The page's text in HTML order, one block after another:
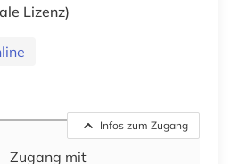
Lizenz)
Infos zum Zugang
Zugang mit